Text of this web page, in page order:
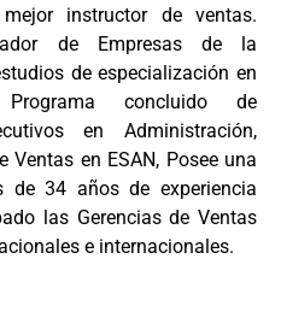
instructor de ventas.
de Empresas de la
de especialización en
concluido de
en Administración,
Ventas en ESAN, Posee una
de 34 años de experiencia
las Gerencias de Ventas
e internacionales.